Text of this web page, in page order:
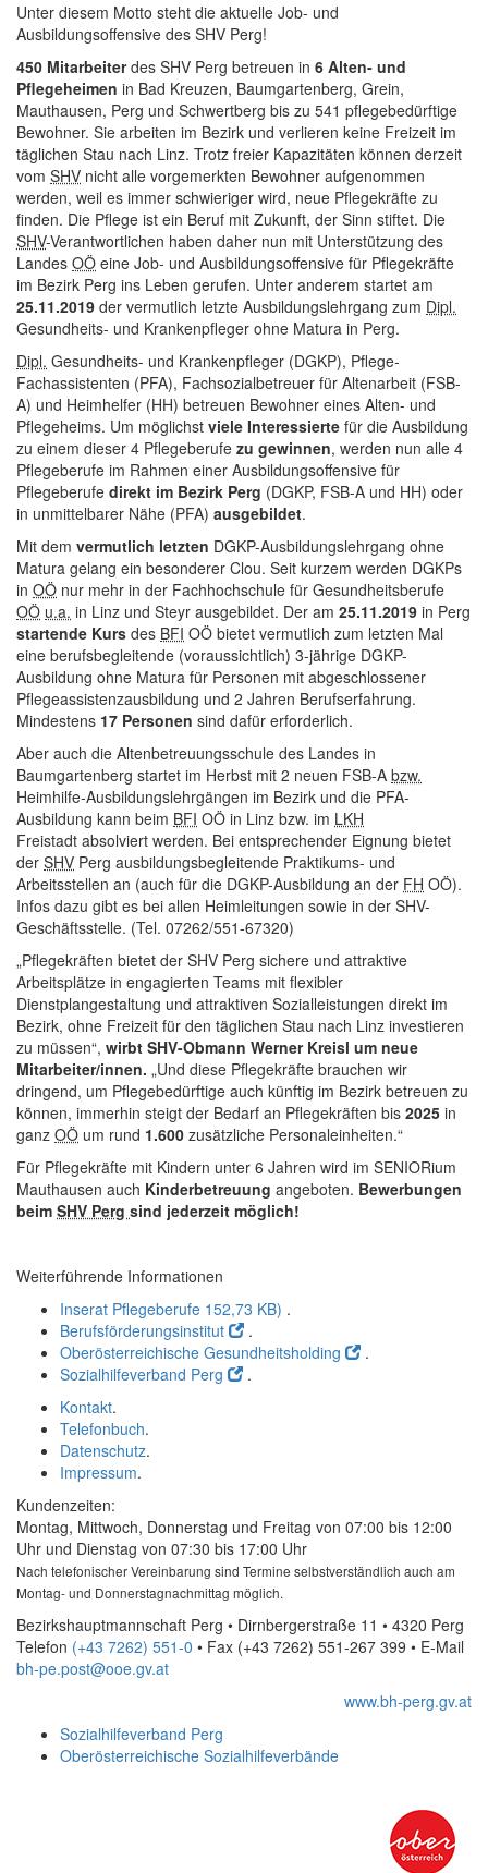
Unter diesem Motto steht die aktuelle Job- und
Ausbildungsoffensive des SHV Perg!
450 Mitarbeiterdes SHV Perg betreuen in 6 Alten- und
Pflegeheimen in Bad Kreuzen, Baumgartenberg, Grein,
Mauthausen, Perg und Schwertberg bis zu 541 pflegebedürftige
Bewohner. Sie arbeiten im Bezirk und verlieren keine Freizeit im
täglichen Stau nach Linz. Trotz freier Kapazitäten können derzeit
vom SHV nicht alle vorgemerkten Bewohner aufgenommen
werden, weil es immer schwieriger wird, neue Pflegekräfte zu
finden. Die Pflege ist ein Beruf mit Zukunft, der Sinn stiftet. Die
SHV-Verantwortlichen haben daher nun mit Unterstützung des
Landes OÖ eine Job- und Ausbildungsoffensive für Pflegekräfte
im Bezirk Perg ins Leben gerufen. Unter anderem startet am
25.11.2019 der vermutlich letzte Ausbildungslehrgang zum Dipl.
Gesundheits- und Krankenpfleger ohne Matura in Perg.
Dipl. Gesundheits- und Krankenpfleger (DGKP), Pflege-
Fachassistenten (PFA), Fachsozialbetreuer für Altenarbeit (FSB-
A) und Heimhelfer (HH) betreuen Bewohner eines Alten- und
Pflegeheims. Um möglichst viele Interessierte für die Ausbildung
zu einem dieser 4 Pflegeberufe zu gewinnen, werden nun alle 4
Pflegeberufe im Rahmen einer Ausbildungsoffensive für
Pflegeberufe direkt im Bezirk Perg (DGKP, FSB-A und HH) oder
in unmittelbarer Nähe (PFA) ausgebildet.
Mit dem vermutlich letzten DGKP-Ausbildungslehrgang ohne
Matura gelang ein besonderer Clou. Seit kurzem werden DGKPs
in OÖ nur mehr in der Fachhochschule für Gesundheitsberufe
OÖ u.a. in Linz und Steyr ausgebildet. Der am 25.11.2019 in Perg
startende Kurs des BFI OÖ bietet vermutlich zum letzten Mal
eine berufsbegleitende (voraussichtlich) 3-jährige DGKP-
Ausbildung ohne Matura für Personen mit abgeschlossener
Pflegeassistenzausbildung und 2 Jahren Berufserfahrung.
Mindestens 17 Personen sind dafür erforderlich.
Aber auch die Altenbetreuungsschule des Landes in
Baumgartenberg startet im Herbst mit 2 neuen FSB-A bzw.
Heimhilfe-Ausbildungslehrgängen im Bezirk und die PFA-
Ausbildung kann beim BFI OÖ in Linz bzw. im LKH
Freistadt absolviert werden. Bei entsprechender Eignung bietet
der SHV Perg ausbildungsbegleitende Praktikums- und
Arbeitsstellen an (auch für die DGKP-Ausbildung an der FH OÖ).
Infos dazu gibt es bei allen Heimleitungen sowie in der SHV-
Geschäftsstelle. (Tel. 07262/551-67320)
„Pflegekräften bietet der SHV Perg sichere und attraktive
Arbeitsplätze in engagierten Teams mit flexibler
Dienstplangestaltung und attraktiven Sozialleistungen direkt im
Bezirk, ohne Freizeit für den täglichen Stau nach Linz investieren
zu müssen“, wirbt SHV-Obmann Werner Kreisl um neue
Mitarbeiter/innen. „Und diese Pflegekräfte brauchen wir
dringend, um Pflegebedürftige auch künftig im Bezirk betreuen zu
können, immerhin steigt der Bedarf an Pflegekräften bis 2025 in
ganz OÖ um rund 1.600 zusätzliche Personaleinheiten.“
Für Pflegekräfte mit Kindern unter 6 Jahren wird im SENIORium
Mauthausen auch Kinderbetreuung angeboten. Bewerbungen
beim SHV Perg sind jederzeit möglich!
Weiterführende Informationen
Inserat Pflegeberufe 152,73 KB) .
Berufsförderungsinstitut
.
Oberösterreichische Gesundheitsholding
.
Sozialhilfeverband Perg
.
Kontakt.
Telefonbuch.
Datenschutz.
Impressum.
Kundenzeiten:
Montag, Mittwoch, Donnerstag und Freitag von 07:00 bis 12:00
Uhr und Dienstag von 07:30 bis 17:00 Uhr
Nach telefonischer Vereinbarung sind Termine selbstverständlich auch am
Montag- und Donnerstagnachmittag möglich.
Bezirkshauptmannschaft Perg • Dirnbergerstraße 11 • 4320 Perg
Telefon (+43 7262) 551-0 • Fax (+43 7262) 551-267 399 • E-Mail
bh-pe.post@ooe.gv.at
www.bh-perg.gv.at
Sozialhilfeverband Perg
Oberösterreichische Sozialhilfeverbände